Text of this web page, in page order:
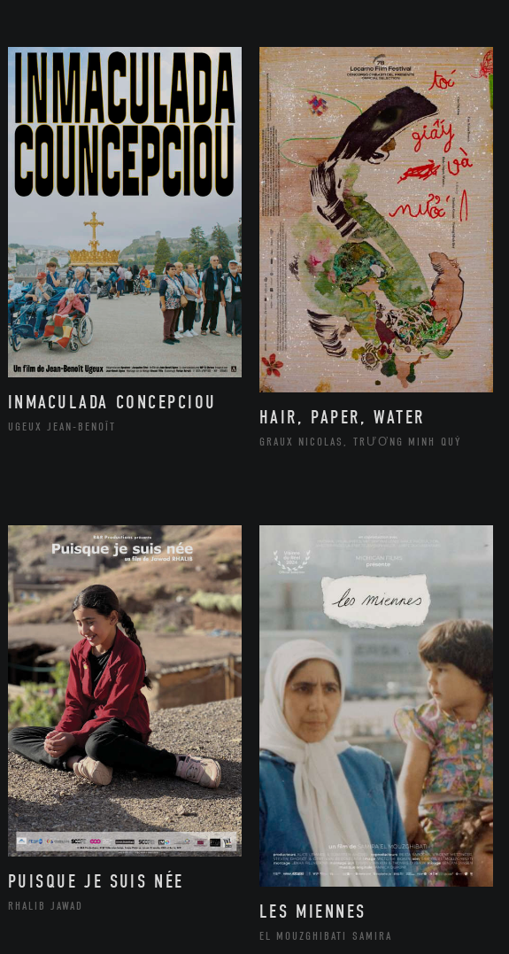
INMACULADA CONCEPCIOU
UGEUX JEAN-BENOÎT HAIR, PAPER, WATER
GRAUX NICOLAS, TRƯƠNG MINH QUÝ
PUISQUE JE SUIS NÉE
RHALIB JAWAD LES MIENNES
EL MOUZGHIBATI SAMIRA